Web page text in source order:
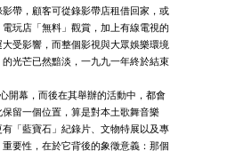
帶，顧客可從錄影帶店租借回家，或
玩店「無料」觀賞，加上有線電視的
受影響，而整個影視與大眾娛樂環境
光芒已然黯淡，一九九一年終於結束
開幕，而後在其舉辦的活動中，都會
留一個位置，算是對本土歌舞音樂
有「藍寶石」紀錄片、文物特展以及專
要性，在於它背後的象徵意義：那個